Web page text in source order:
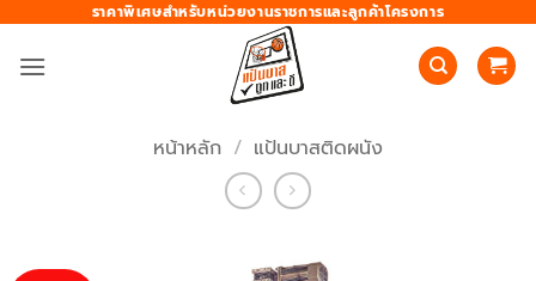
ยัง
ราคาพิเศษสำหรับหน่วยงานราชการและลูกค้าโครงการ
หน้าหลัก / แป้นบาสติดผนัง